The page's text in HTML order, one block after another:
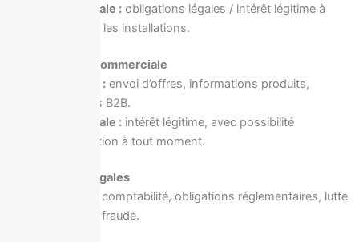
Base légale :obligations légales / intérêt légitime à
sécuriser les installations.
4.7 Prospection commerciale
Finalités :envoi d’offres, informations produits,
emailings B2B.
Base légale :intérêt légitime, avec possibilité
d’opposition à tout moment.
4.8 Obligations légales
Fiscalité, comptabilité, obligations réglementaires, lutte
contre la fraude.